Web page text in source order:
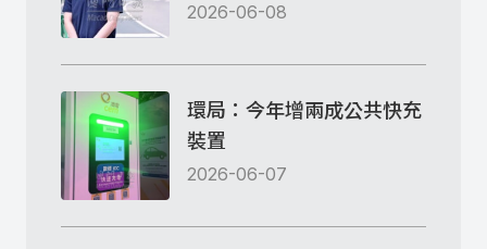
2026-06-08
環局：今年增兩成公共快充
裝置
2026-06-07